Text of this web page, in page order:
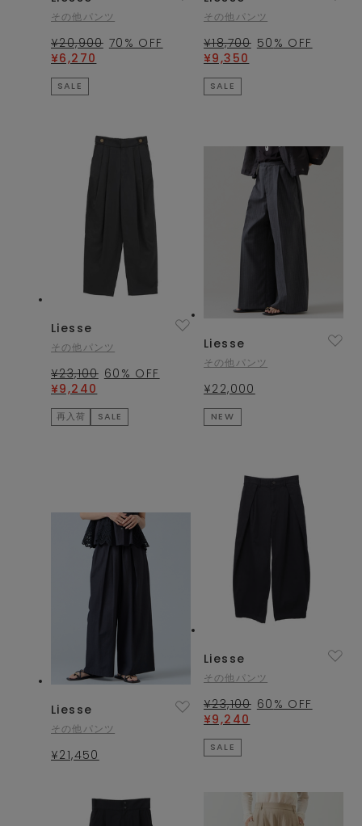
その他パンツ
¥20,900 70 % OFF
¥6,270
SALE
その他パンツ
¥18,700 50 % OFF
¥9,350
SALE
Liesse
その他パンツ
¥23,100 60 % OFF
¥9,240
再入荷 SALE
Liesse
その他パンツ
¥22,000
NEW
Liesse
その他パンツ
¥21,450
Liesse
その他パンツ
¥23,100 60 % OFF
¥9,240
SALE